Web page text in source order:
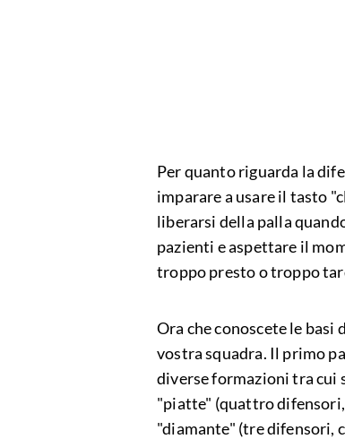
Per quanto riguarda la
imparare a usare il tasto
liberarsi della palla
pazienti e aspettare il
troppo presto o troppo
Ora che conoscete le basi
vostra squadra. Il primo
diverse formazioni tra cui
"piatte" (quattro
"diamante" (tre difensori,